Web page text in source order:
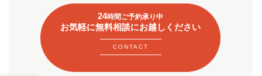
24時間ご予約承り中
お気軽に無料相談にお越しください
CONTACT